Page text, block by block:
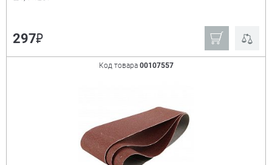
297₽
Код товара 00107557